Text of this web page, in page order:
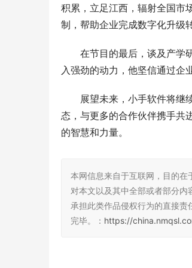
在节目的最后，谈及产学
展望未来，小手软件将继
的智慧和力量。
本网信息来自于互联网，目的
承担此类作品侵权行为的直接
完毕。： https://